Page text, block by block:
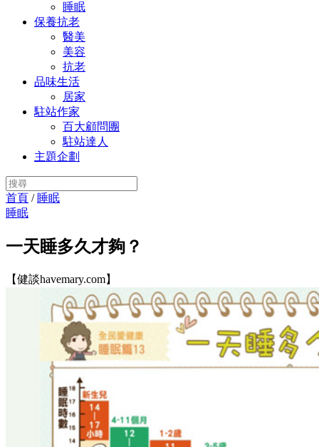
睡眠
保養抗老
醫美
美容
抗老
品味生活
居家
駐站作家
百大顧問團
駐站達人
主題企劃
首頁 / 睡眠
睡眠
一天睡多久才夠？
【健談havemary.com】